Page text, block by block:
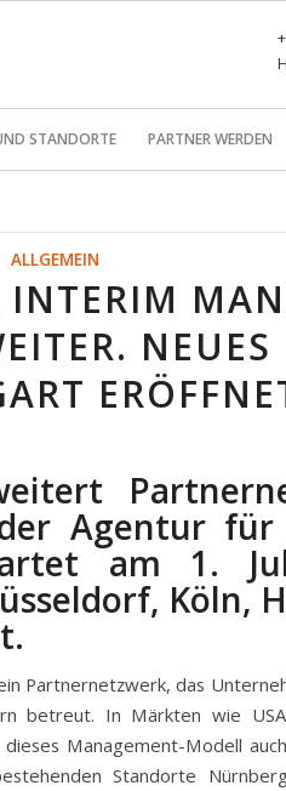
STANDORTE PARTNER WERDEN
ALLGEMEIN
NEUES
Agentur
am 1.
Köln,
Partnernetzwerk, das
betreut. In Märkten wie
Management-Modell
Standorte